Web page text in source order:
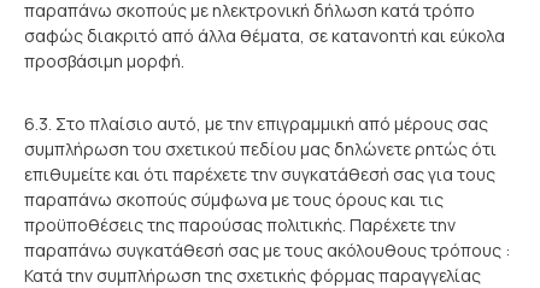
παραπάνω σκοπούς με ηλεκτρονική δήλωση κατά τρόπο
σαφώς διακριτό από άλλα θέματα, σε κατανοητή και εύκολα
προσβάσιμη μορφή.
6.3. Στo πλαίσιο αυτό, με την επιγραμμική από μέρους σας
συμπλήρωση του σχετικού πεδίου μας δηλώνετε ρητώς ότι
επιθυμείτε και ότι παρέχετε την συγκατάθεσή σας για τους
παραπάνω σκοπούς σύμφωνα με τους όρους και τις
προϋποθέσεις της παρούσας πολιτικής. Παρέχετε την
παραπάνω συγκατάθεσή σας με τους ακόλουθους τρόπους :
Κατά την συμπλήρωση της σχετικής φόρμας παραγγελίας